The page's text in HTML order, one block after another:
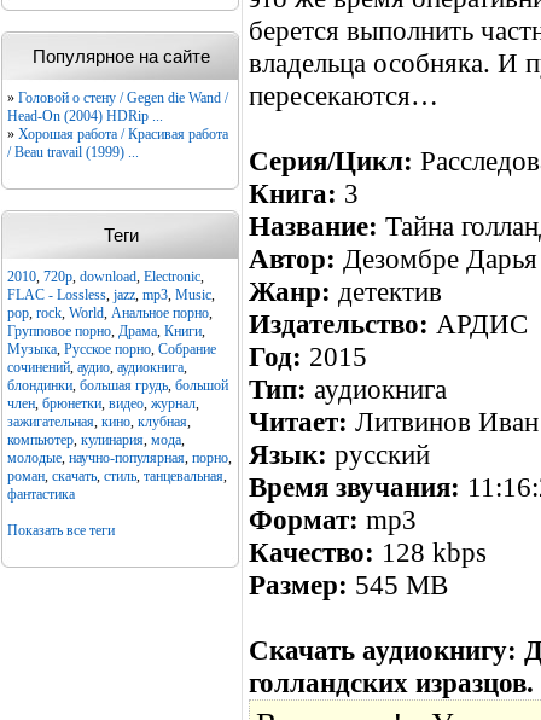
Популярное на сайте
» Головой о стену / Gegen die Wand /
Head-On (2004) HDRip ...
» Хорошая работа / Красивая работа
/ Beau travail (1999) ...
Теги
2010, 720p, download, Electronic,
FLAC - Lossless, jazz, mp3, Music,
pop, rock, World, Анальное порно,
Групповое порно, Драма, Книги,
Музыка, Русское порно, Собрание
сочинений, аудио, аудиокнига,
блондинки, большая грудь, большой
член, брюнетки, видео, журнал,
зажигательная, кино, клубная,
компьютер, кулинария, мода,
молодые, научно-популярная, порно,
роман, скачать, стиль, танцевальная,
фантастика
Показать все теги
берется выполнить
владельца особняка. И
пересекаются…
Серия/Цикл:
Книга: 3
Название: Тайна
Автор: Дезомбре Дарья
Жанр: детектив
Издательство: АРДИС
Год: 2015
Тип: аудиокнига
Читает: Литвинов Иван
Язык: русский
Время звучания:
Формат: mp3
Качество: 128 kbps
Размер: 545 MB
Скачать аудиокнигу:
голландских